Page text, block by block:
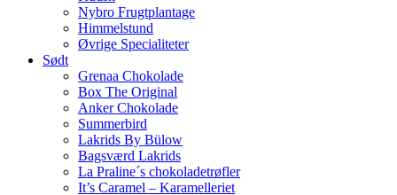
Nybro Frugtplantage
Himmelstund
Øvrige Specialiteter
Sødt
Grenaa Chokolade
Box The Original
Anker Chokolade
Summerbird
Lakrids By Bülow
Bagsværd Lakrids
La Praline´s chokoladetrøfler
It’s Caramel – Karamelleriet